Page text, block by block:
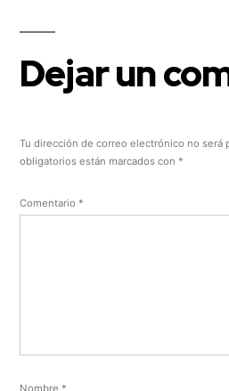
Dejar un
Tu dirección de correo electrónico no será
obligatorios están marcados con *
Comentario *
Nombre *